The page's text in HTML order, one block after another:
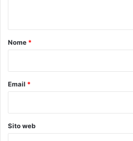
t
l
o
Nome *
Email *
Sito web